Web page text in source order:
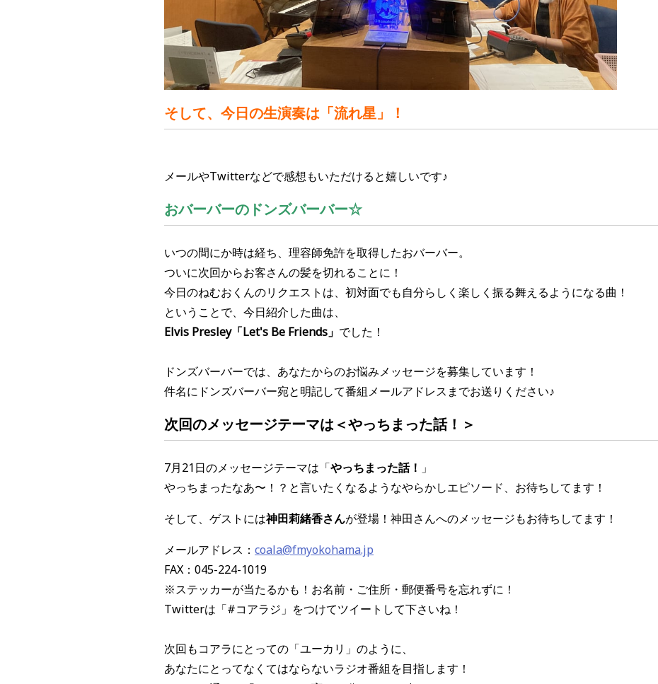
そして、今日の生演奏は「流れ星」！
メールやTwitterなどで感想もいただけると嬉しいです♪
おバーバーのドンズバーバー☆
いつの間にか時は経ち、理容師免許を取得したおバーバー。
ついに次回からお客さんの髪を切れることに！
今日のねむおくんのリクエストは、初対面でも自分らしく楽しく振る舞えるようになる曲 ！
ということで、今日紹介した曲は、
Elvis Presley「Let's Be Friends 」 でした！
ドンズバーバーでは、あなたからのお悩みメッセージを募集しています！
件名にドンズバーバー宛と明記して番組メールアドレスまでお送りください♪
次回のメッセージテーマは＜やっちまった話！ ＞
7月21日のメッセージテーマは「やっちまった話！ 」
やっちまったなあ〜！？と言いたくなるようなやらかしエピソード、お待ちしてます！
そして、ゲストには神田莉緒香さんが登場！神田さんへのメッセージもお待ちしてます！
メールアドレス： coala@fmyokohama.jp
FAX：045-224-1019
※ステッカーが当たるかも！お名前・ご住所・郵便番号を忘れずに！
Twitterは「#コアラジ」をつけてツイートして下さいね！
次回もコアラにとっての「ユーカリ」のように、
あなたにとってなくてはならないラジオ番組を目指します！